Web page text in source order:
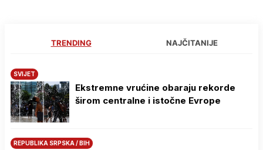
TRENDING NAJČITANIJE
SVIJET
Ekstremne vrućine obaraju rekorde
širom centralne i istočne Evrope
REPUBLIKA SRPSKA / BIH